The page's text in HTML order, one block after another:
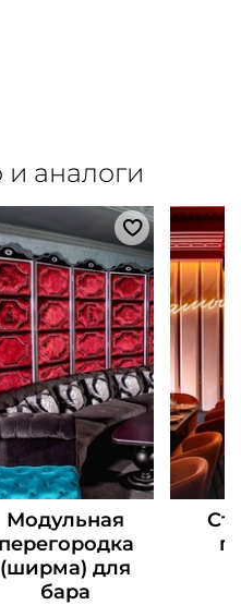
аналоги
Модульная
перегородка
(ширма) для
бара